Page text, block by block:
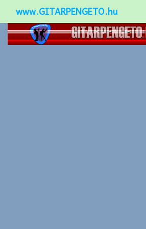
www.GITARPENGETO.hu
Népszerű-